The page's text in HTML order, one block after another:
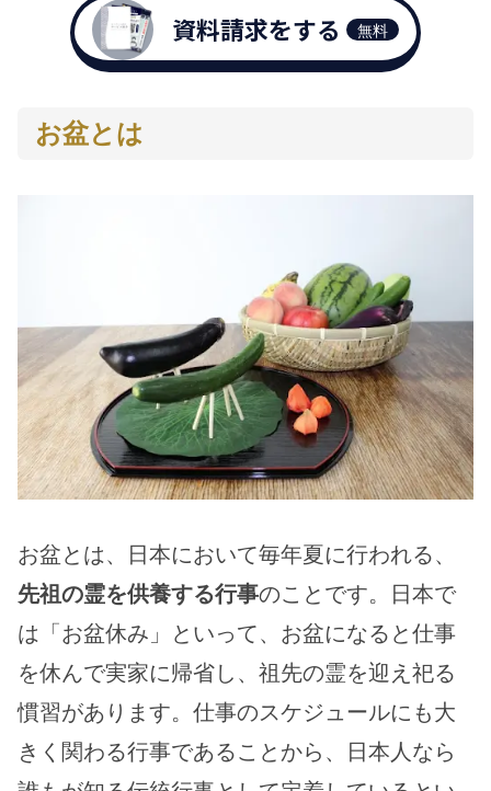
資料請求をする 無料
お盆とは
お盆とは、日本において毎年夏に行われる、
先祖の霊を供養する行事のことです。日本で
は「お盆休み」といって、お盆になると仕事
を休んで実家に帰省し、祖先の霊を迎え祀る
慣習があります。仕事のスケジュールにも大
きく関わる行事であることから、日本人なら